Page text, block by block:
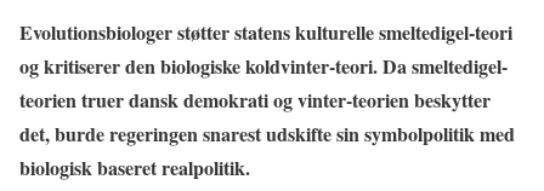
Evolutionsbiologer støtter statens kulturelle smeltedigel-teori
og kritiserer den biologiske koldvinter-teori. Da smeltedigel-
teorien truer dansk demokrati og vinter-teorien beskytter
det, burde regeringen snarest udskifte sin symbolpolitik med
biologisk baseret realpolitik.